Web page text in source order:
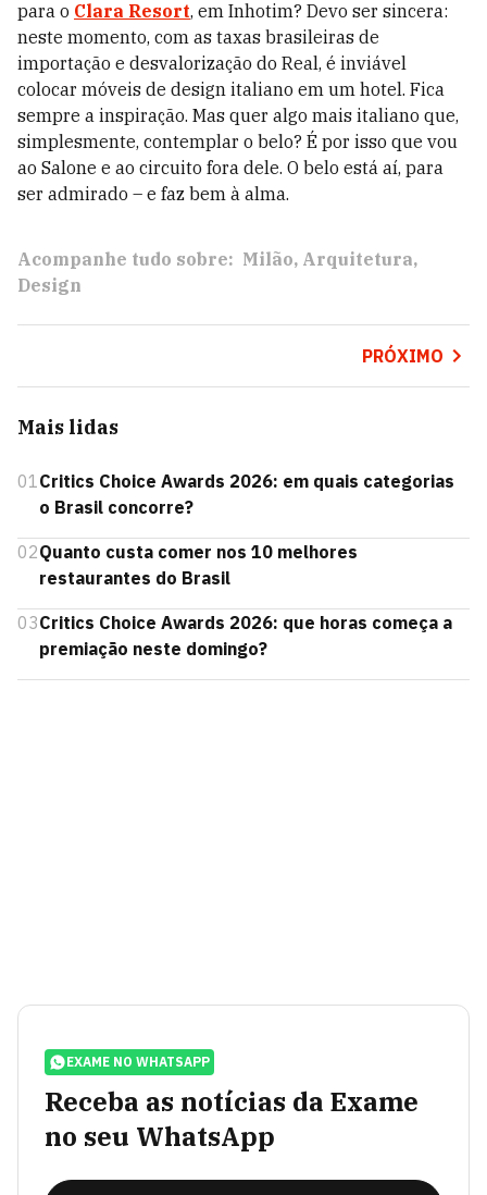
para o Clara Resort, em Inhotim? Devo ser sincera:
neste momento, com as taxas brasileiras de
importação e desvalorização do Real, é inviável
colocar móveis de design italiano em um hotel. Fica
sempre a inspiração. Mas quer algo mais italiano que,
simplesmente, contemplar o belo? É por isso que vou
ao Salone e ao circuito fora dele. O belo está aí, para
ser admirado – e faz bem à alma.
Acompanhe tudo sobre: Milão Arquitetura
Design
PRÓXIMO
Mais lidas
01Critics Choice Awards 2026: em quais categorias
o Brasil concorre?
02Quanto custa comer nos 10 melhores
restaurantes do Brasil
03Critics Choice Awards 2026: que horas começa a
premiação neste domingo?
EXAME NO WHATSAPP
Receba as notícias da Exame
no seu WhatsApp